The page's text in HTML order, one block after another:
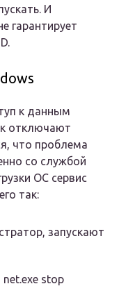
И
гарантирует
к данным
отключают
что проблема
со службой
ОС сервис
так:
запускают
stop